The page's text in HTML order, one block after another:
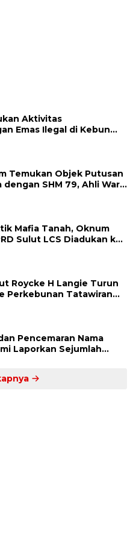
Aktivitas
Emas Ilegal di Kebun
Temukan Objek Putusan
dengan SHM 79, Ahli Waris
Mafia Tanah, Oknum
Sulut LCS Diadukan ke
Roycke H Langie Turun
Perkebunan Tatawiran
Pencemaran Nama
Laporkan Sejumlah